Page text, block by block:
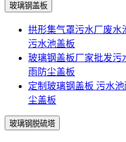
玻璃钢盖板
拱形集气罩污水厂废水
污水池盖板
玻璃钢盖板厂家批发污
雨防尘盖板
定制玻璃钢盖板 污水
尘盖板
玻璃钢脱硫塔